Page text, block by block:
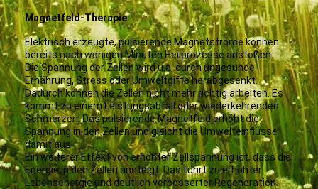
Magnetfeld-Therapie
Elektrisch erzeugte, pulsierende Magnetströme können
bereits nach wenigen Minuten Heilprozesse anstoßen.
Die Spannung der Zellen wird u.a. durch ungesunde
Ernährung, Stress oder Umweltgifte herabgesenkt.
Dadurch können die Zellen nicht mehr richtig arbeiten. Es
kommt zu einem Leistungsabfall oder wiederkehrenden
Schmerzen. Das pulsierende Magnetfeld erhöht die
Spannung in den Zellen und gleicht die Umwelteinflüsse
damit aus.
Ein weiterer Effekt von erhöhter Zellspannung ist, dass die
Energie in den Zellen ansteigt. Das führt zu erhöhter
Lebensenergie und deutlich verbesserter Regeneration.